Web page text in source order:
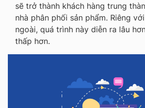
sẽ trở thành khách hàng trung
nhà phân phối sản phẩm. Riêng
ngoài, quá trình này diễn ra lâu
thấp hơn.